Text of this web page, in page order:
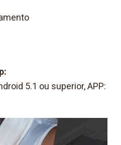
5.1 ou superior, APP: